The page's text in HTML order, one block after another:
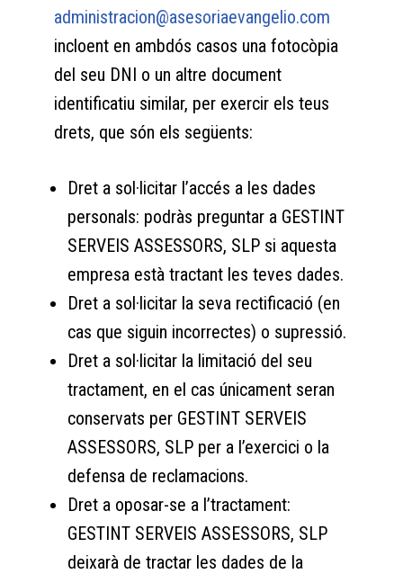
administracion@asesoriaevangelio.com
incloent en ambdós casos una fotocòpia
del seu DNI o un altre document
identificatiu similar, per exercir els teus
drets, que són els següents:
Dret a sol·licitar l’accés a les dades
personals: podràs preguntar a GESTINT
SERVEIS ASSESSORS, SLP si aquesta
empresa està tractant les teves dades.
Dret a sol·licitar la seva rectificació (en
cas que siguin incorrectes) o supressió.
Dret a sol·licitar la limitació del seu
tractament, en el cas únicament seran
conservats per GESTINT SERVEIS
ASSESSORS, SLP per a l’exercici o la
defensa de reclamacions.
Dret a oposar-se a l’tractament:
GESTINT SERVEIS ASSESSORS, SLP
deixarà de tractar les dades de la